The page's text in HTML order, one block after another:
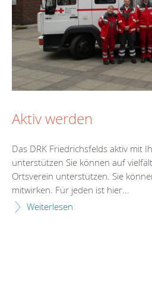
Aktiv werden
Das DRK Friedrichsfelds aktiv mit
unterstützen Sie können auf
Ortsverein unterstützen. Sie
mitwirken. Für jeden ist hier...
Weiterlesen